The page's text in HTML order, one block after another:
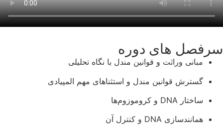
سرفصل های دوره
مبانی وراثت و قوانین مندل با نگاه تحلیلی
گسترش قوانین مندل و استثناهای مهم المپیادی
ساختار DNA و کروموزوم‌ها
همانندسازی DNA و کنترل آن